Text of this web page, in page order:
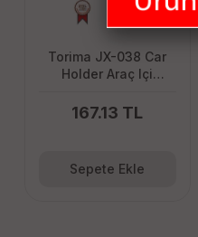
Torima JX-038 Car
Holder Araç Içi
Tutucu
167.13 TL
Sepete Ekle